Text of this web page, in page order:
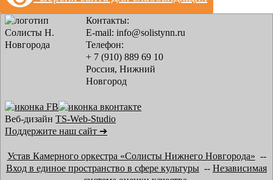
Контакты:
E-mail: info@solistynn.ru
Телефон:
+ 7 (910) 889 69 10
Россия, Нижний
Новгород
Веб-дизайнTS-Web-Studio
Поддержите наш сайт ➔
Устав Камерного оркестра «Солисты Нижнего Новгорода» --
Вход в единое пространство в сфере культуры -- Независимая